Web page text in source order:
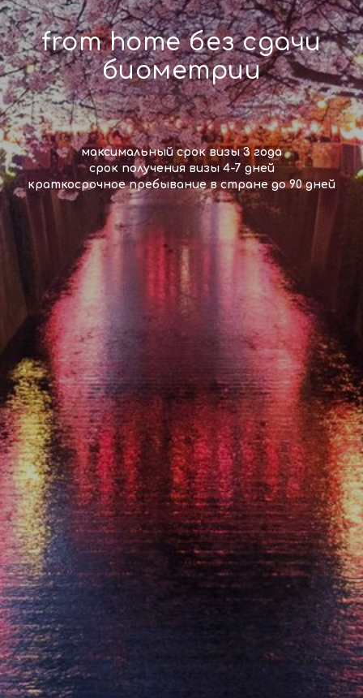
from home без сдачи
биометрии
максимальный срок визы 3 года
срок получения визы 4-7 дней
краткосрочное пребывание в стране до 90 дней